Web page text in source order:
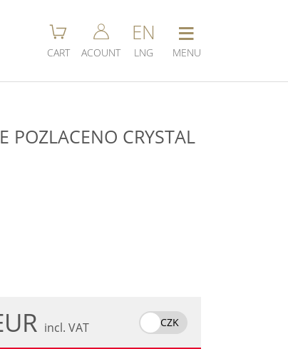
CART ACOUNT
EN
LNG
≡
MENU
POZLACENO CRYSTAL
incl. VAT CZK